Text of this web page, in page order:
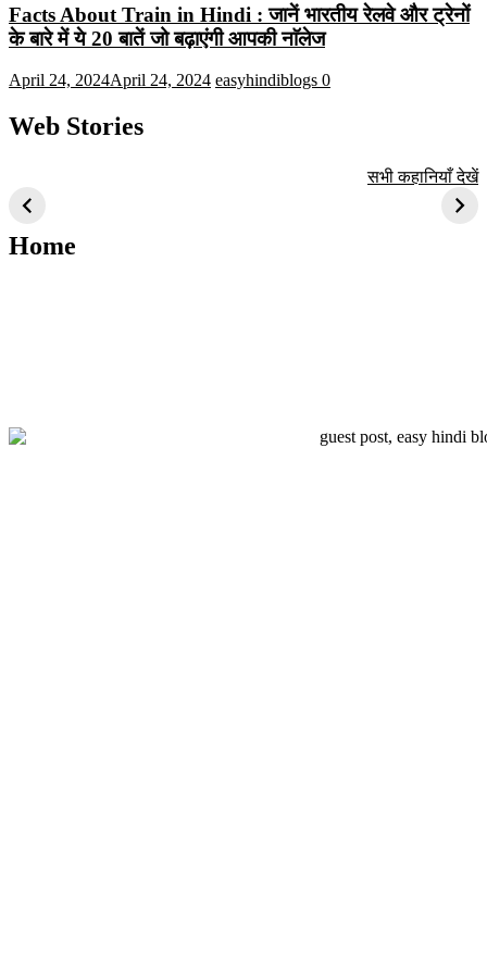
Facts About Train in Hindi : जानें भारतीय रेलवे और ट्रेनों
के बारे में ये 20 बातें जो बढ़ाएंगी आपकी नाॅलेज
April 24, 2024April 24, 2024 easyhindiblogs 0
Web Stories
तकनीक जो आपको
2024 के लिए सीखनी
चाहिए
ऐतिहासिक स्थान
सभी कहानियाँ देखें
Home